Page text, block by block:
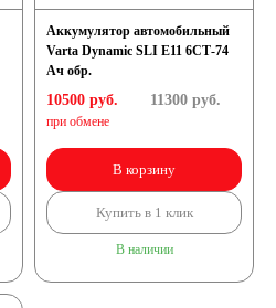
Аккумулятор автомобильный
Varta Dynamic SLI E11 6СТ-74
Ач обр.
10500 руб.
при обмене
11300руб.
В корзину
Купить в 1 клик
В наличии